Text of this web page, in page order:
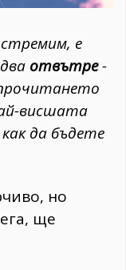
стремим, е
отвътре-
висшата
да бъдете
но
ще